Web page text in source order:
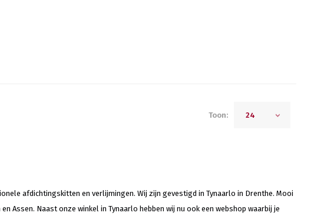
Toon: 24
afdichtingskitten en verlijmingen. Wij zijn gevestigd in Tynaarlo in Drenthe. Mooi
Assen. Naast onze winkel in Tynaarlo hebben wij nu ook een webshop waarbij je